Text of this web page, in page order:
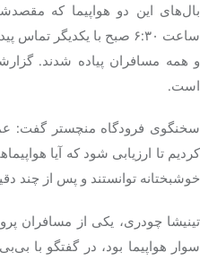
بال‌های این دو هواپیما که
ساعت ۶:۳۰ صبح با یکدیگر
و همه مسافران پیاده شدند.
است.
سخنگوی فرودگاه منچستر گفت:
کردیم تا ارزیابی شود که آیا
خوشبختانه توانستند و پس از چند
تینیشا چودری، یکی از مسافران
سوار هواپیما بود، در گفتگو با